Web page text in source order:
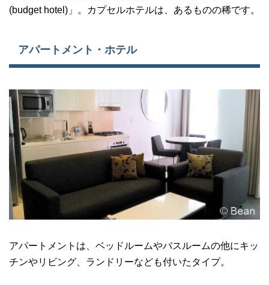
(budget hotel)」。カプセルホテルは、あるものの稀です。
アパートメント・ホテル
アパートメントは、ベッドルームやバスルームの他にキッ
チンやリビング、ランドリーなども付いたタイプ。